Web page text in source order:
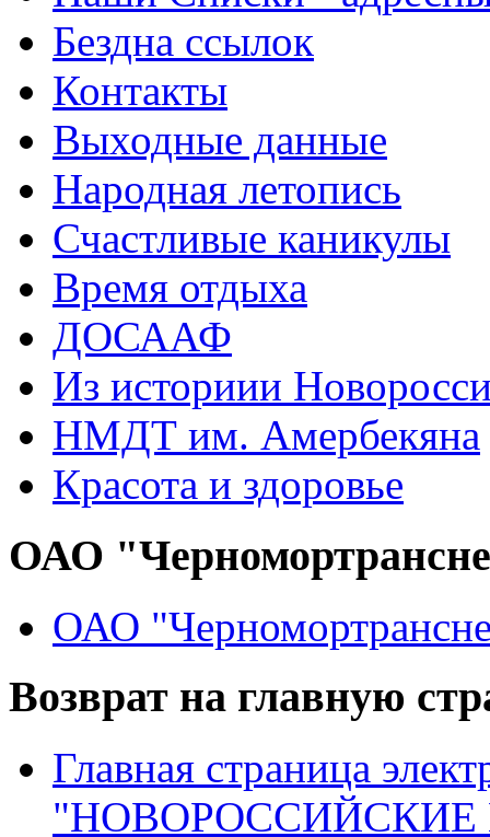
Бездна ссылок
Контакты
Выходные данные
Народная летопись
Счастливые каникулы
Время отдыха
ДОСААФ
Из историии
НМДТ им. Амербекяна
Красота и здоровье
ОАО
ОАО
Возврат на главную
Главная страница
"НОВОРОССИЙСКИЕ